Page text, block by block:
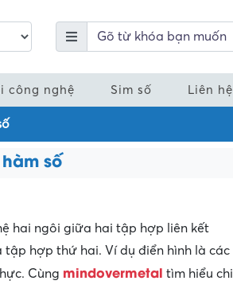
công nghệ Sim số Liên hệ
số
hai ngôi giữa hai tập hợp liên kết
hợp thứ hai. Ví dụ điển hình là các
Cùng mindovermetal tìm hiểu chi